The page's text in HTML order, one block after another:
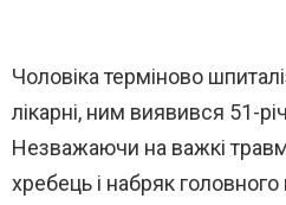
Чоловіка терміново
лікарні, ним виявився 51-
Незважаючи на важкі
хребець і набряк